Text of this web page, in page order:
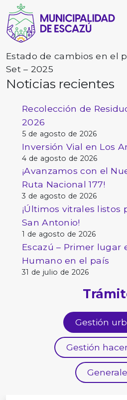
Estado de cambios en el
Set – 2025
Noticias recientes
Recolección de
2026
5 de agosto de 2026
Inversión Vial en Los
4 de agosto de 2026
¡Avanzamos con el
Ruta Nacional 177!
3 de agosto de 2026
¡Últimos vitrales listos
San Antonio!
1 de agosto de 2026
Escazú – Primer lugar
Humano en el país
31 de julio de 2026
Gestión
Gestión